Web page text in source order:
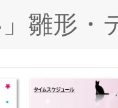
雛形・